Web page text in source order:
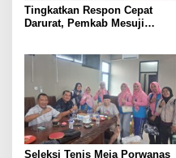
Tingkatkan Respon Cepat
Darurat, Pemkab Mesuji
Seleksi Tenis Meja Porwanas